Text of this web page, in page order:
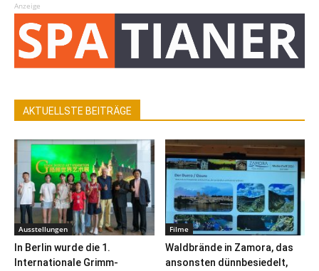
Anzeige
AKTUELLSTE BEITRÄGE
Ausstellungen
In Berlin wurde die 1.
Internationale Grimm-
Filme
Waldbrände in Zamora, das
ansonsten dünnbesiedelt,